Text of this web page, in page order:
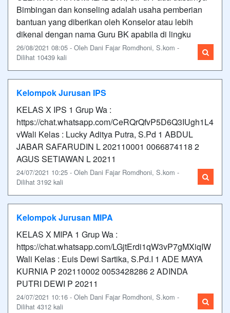
Bimbingan dan konseling adalah usaha pemberian
bantuan yang diberikan oleh Konselor atau lebih
dikenal dengan nama Guru BK apabila di lingku
26/08/2021 08:05 - Oleh Dani Fajar Romdhoni, S.kom -
Dilihat 10439 kali
Kelompok Jurusan IPS
KELAS X IPS 1 Grup Wa :
https://chat.whatsapp.com/CeRQrQfvP5D6Q3IUgh1L4
vWali Kelas : Lucky Aditya Putra, S.Pd 1 ABDUL
JABAR SAFARUDIN L 202110001 0066874118 2
AGUS SETIAWAN L 20211
24/07/2021 10:25 - Oleh Dani Fajar Romdhoni, S.kom -
Dilihat 3192 kali
Kelompok Jurusan MIPA
KELAS X MIPA 1 Grup Wa :
https://chat.whatsapp.com/LGjtErdi1qW3vP7gMXiqIW
Wali Kelas : Euis Dewi Sartika, S.Pd.I 1 ADE MAYA
KURNIA P 202110002 0053428286 2 ADINDA
PUTRI DEWI P 20211
24/07/2021 10:16 - Oleh Dani Fajar Romdhoni, S.kom -
Dilihat 4312 kali